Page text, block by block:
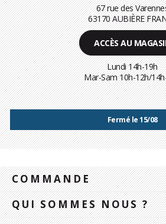
67 rue des
63170 AUBIÈRE
ACCÈS AU
Lundi 14h-19h
Mar-Sam 10h-12h/
Fermé le 15/08
COMMANDE
QUI SOMMES NOUS ?